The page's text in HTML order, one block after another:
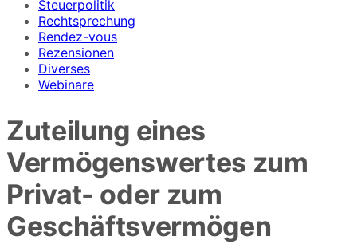
Steuerpolitik
Rechtsprechung
Rendez-vous
Rezensionen
Diverses
Webinare
Zuteilung eines
Vermögenswertes zum
Privat- oder zum
Geschäftsvermögen